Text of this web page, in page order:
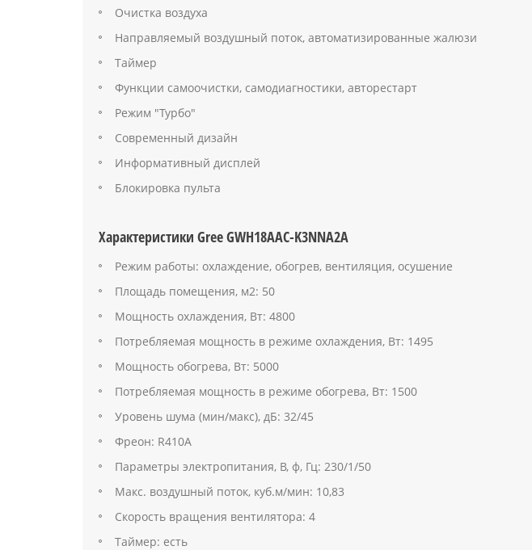
Очистка воздуха
Направляемый воздушный поток, автоматизированные жалюзи
Таймер
Функции самоочистки, самодиагностики, авторестарт
Режим "Турбо"
Современный дизайн
Информативный дисплей
Блокировка пульта
Характеристики Gree GWH18AAC-K3NNA2A
Режим работы: охлаждение, обогрев, вентиляция, осушение
Площадь помещения, м2: 50
Мощность охлаждения, Вт: 4800
Потребляемая мощность в режиме охлаждения, Вт: 1495
Мощность обогрева, Вт: 5000
Потребляемая мощность в режиме обогрева, Вт: 1500
Уровень шума (мин/макс), дБ: 32/45
Фреон: R410A
Параметры электропитания, В, ф, Гц: 230/1/50
Макс. воздушный поток, куб.м/мин: 10,83
Скорость вращения вентилятора: 4
Таймер: есть